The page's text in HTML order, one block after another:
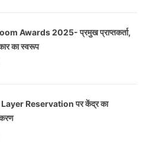
Awards 2025- प्रमुख प्राप्तकर्ता,
का स्वरूप
Reservation पर केंद्र का